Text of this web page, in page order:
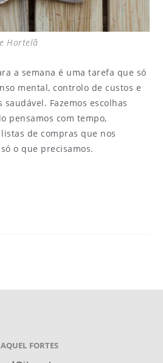
Hortelã
a semana é uma tarefa que só
mental, controlo de custos e
Fazemos escolhas
pensamos com tempo,
de compras que nos
o que precisamos.
FORTES